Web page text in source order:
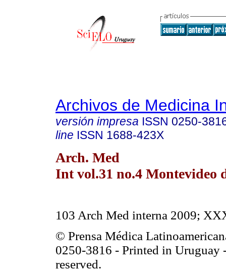
Archivos de Medicina
versión impresa ISSN 0250-
line ISSN 1688-423X
Arch. Med
Int vol.31 no.4 Montevideo
103 Arch Med interna 2009;
© Prensa Médica
0250-3816 - Printed in Uruguay
reserved.